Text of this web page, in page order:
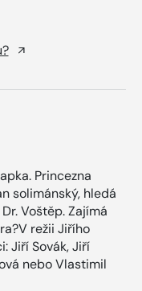
Princezna
solimánský, hledá
Voštěp. Zajímá
režii Jiřího
Jiří Sovák, Jiří
nebo Vlastimil